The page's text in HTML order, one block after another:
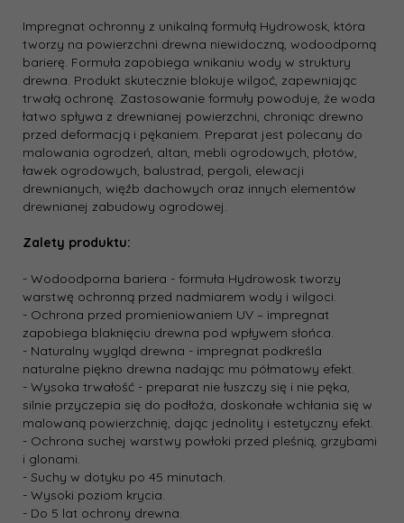
Impregnat ochronny z unikalną formułą Hydrowosk, która
tworzy na powierzchni drewna niewidoczną, wodoodporną
barierę. Formuła zapobiega wnikaniu wody w struktury
drewna. Produkt skutecznie blokuje wilgoć, zapewniając
trwałą ochronę. Zastosowanie formuły powoduje, że woda
łatwo spływa z drewnianej powierzchni, chroniąc drewno
przed deformacją i pękaniem. Preparat jest polecany do
malowania ogrodzeń, altan, mebli ogrodowych, płotów,
ławek ogrodowych, balustrad, pergoli, elewacji
drewnianych, więźb dachowych oraz innych elementów
drewnianej zabudowy ogrodowej.
Zalety produktu:
- Wodoodporna bariera - formuła Hydrowosk tworzy
warstwę ochronną przed nadmiarem wody i wilgoci.
- Ochrona przed promieniowaniem UV – impregnat
zapobiega blaknięciu drewna pod wpływem słońca.
- Naturalny wygląd drewna - impregnat podkreśla
naturalne piękno drewna nadając mu półmatowy efekt.
- Wysoka trwałość - preparat nie łuszczy się i nie pęka,
silnie przyczepia się do podłoża, doskonałe wchłania się w
malowaną powierzchnię, dając jednolity i estetyczny efekt.
- Ochrona suchej warstwy powłoki przed pleśnią, grzybami
i glonami.
- Suchy w dotyku po 45 minutach.
- Wysoki poziom krycia.
- Do 5 lat ochrony drewna.